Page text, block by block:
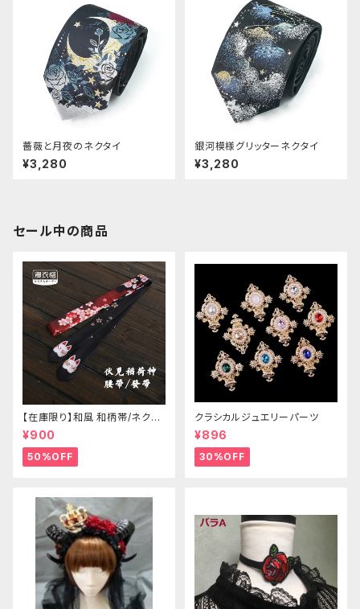
薔薇と月夜のネクタイ
¥3,280
銀河模様グリッターネクタイ
¥3,280
セール中の商品
【在庫限り】和風 和柄帯/ネクタ
イ/リボン（狐面/金魚
¥900
50%OFF
クラシカルジュエリーパーツ
¥896
30%OFF